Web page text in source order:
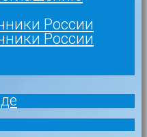
России
России